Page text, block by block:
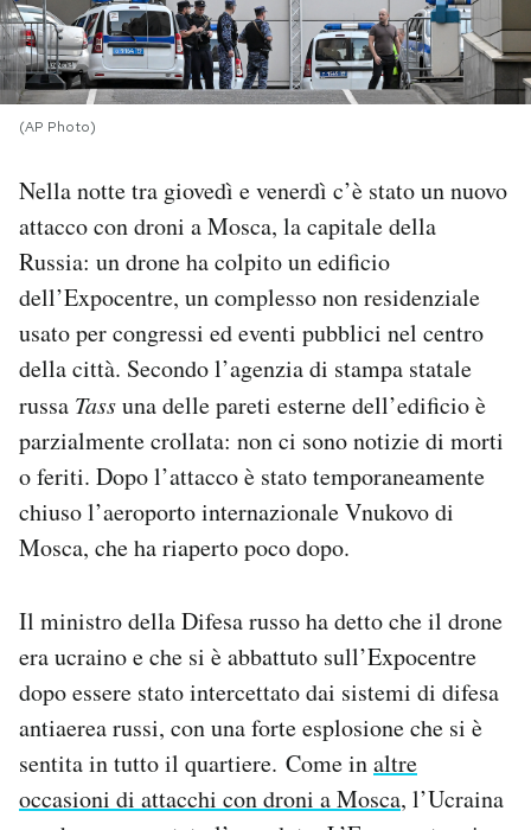
PODCAST
NEWSLETTER
I MIEI PREFERITI
CALENDARIO
AREA PERSONALE
Area Personale
Newsletter
Notifiche mobile
Hai bisogno di aiuto?
(AP Photo)
Nella notte tra giovedì e venerdì c’è stato un nuovo
attacco con droni a Mosca, la capitale della
Russia: un drone ha colpito un edificio
dell’Expocentre, un complesso non residenziale
usato per congressi ed eventi pubblici nel centro
della città. Secondo l’agenzia di stampa statale
russa Tassuna delle pareti esterne dell’edificio è
parzialmente crollata: non ci sono notizie di morti
o feriti. Dopo l’attacco è stato temporaneamente
chiuso l’aeroporto internazionale Vnukovo di
Mosca, che ha riaperto poco dopo.
Il ministro della Difesa russo ha detto che il drone
era ucraino e che si è abbattuto sull’Expocentre
dopo essere stato intercettato dai sistemi di difesa
antiaerea russi, con una forte esplosione che si è
sentita in tutto il quartiere. Come inaltre
occasioni di attacchi con droni a Mosca, l’Ucraina